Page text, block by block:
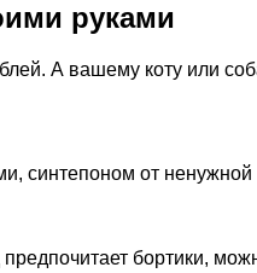
руками
А вашему коту или
синтепоном от ненужной
бортики,